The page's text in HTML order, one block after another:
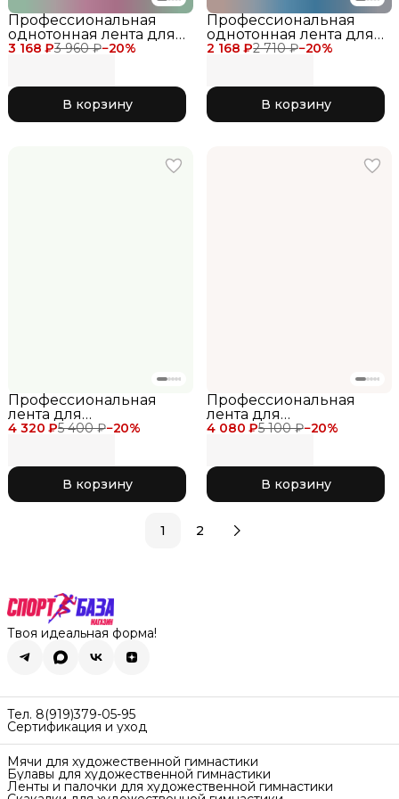
3 168 ₽3 960 ₽−20%
Профессиональная
однотонная лента для
художественной
соревнований розовая
043 PinkВ корзину
2 168 ₽2 710 ₽−20%
Профессиональная
однотонная лента для
художественной
соревнований голубая
023 Aqua Blue
В корзину
4 320 ₽5 400 ₽−20%
Профессиональная
лента для
художественной
метров для
соревнований 762
Canary
В корзину
4 080 ₽5 100 ₽−20%
Профессиональная
лента для
художественной
метров для
соревнований 771
Lavender
В корзину
1 2
Твоя идеальная форма!
Тел. 8(919)379-05-95
Сертификация и уход
Мячи для художественной гимнастики
Булавы для художественной гимнастики
Ленты и палочки для художественной гимнастики